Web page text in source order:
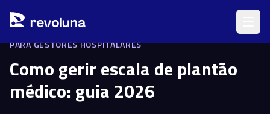
revoluna
PARA GESTORES HOSPITALARES
Como gerir escala de plantão
médico: guia 2026